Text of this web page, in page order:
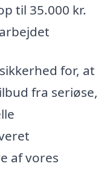
til 35.000 kr.
for, at
fra seriøse,
af vores